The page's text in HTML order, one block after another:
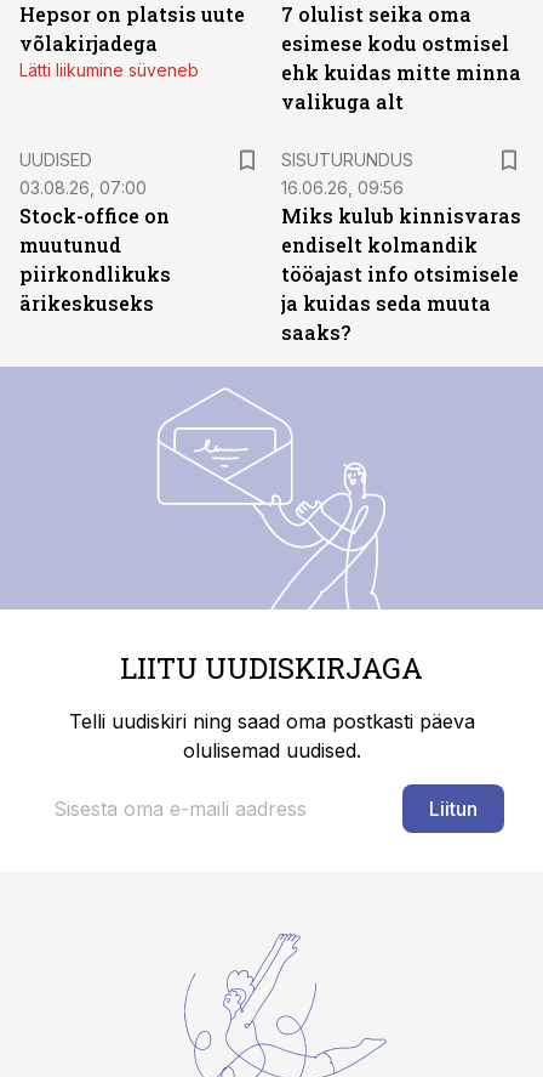
Hepsor on platsis uute
võlakirjadega
Lätti liikumine süveneb
7 olulist seika oma
esimese kodu ostmisel
ehk kuidas mitte minna
valikuga alt
UUDISED
03.08.26, 07:00
Stock-office on
muutunud
piirkondlikuks
ärikeskuseks
SISUTURUNDUS
16.06.26, 09:56
Miks kulub kinnisvaras
endiselt kolmandik
tööajast info otsimisele
ja kuidas seda muuta
saaks?
LIITU UUDISKIRJAGA
Telli uudiskiri ning saad oma postkasti päeva
olulisemad uudised.
Liitun